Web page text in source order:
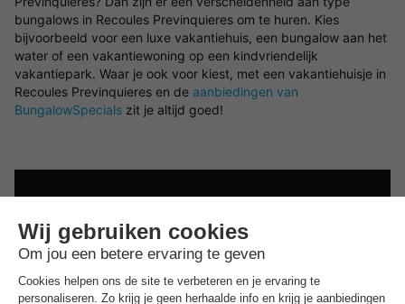
bungalows in Recoules Previnquieres om te huren. Kies
bijvoorbeeld voor een luxe vakantiehuis, een bungalow aan het
water of een vakantiewoning op een kindvriendelijk
vakantiepark. Waar je ook voor kiest, met een vakantiehuisje in
Recoules Previnquieres en de aanbiedingen van
BungalowSpecials zit je altijd goed!
vanRecoules Previnquieres
Ontdek de selectie van parken in de buurt van Recoules
Previnquieres die door onze gasten als beste zijn